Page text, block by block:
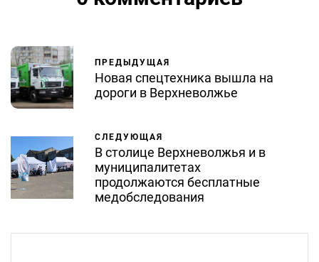
ПРЕДЫДУЩАЯ
Новая спецтехника вышла на
дороги в Верхневолжье
СЛЕДУЮЩАЯ
В столице Верхневолжья и в
муниципалитетах
продолжаются бесплатные
медобследования